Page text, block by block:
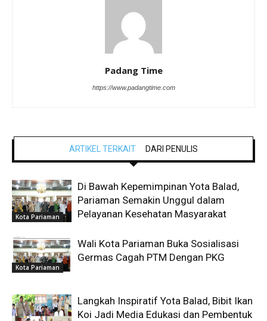
Padang Time
https://www.padangtime.com
ARTIKEL TERKAIT DARI PENULIS
Kota Pariaman
Di Bawah Kepemimpinan Yota Balad,
Pariaman Semakin Unggul dalam
Pelayanan Kesehatan Masyarakat
Kota Pariaman
Wali Kota Pariaman Buka Sosialisasi
Germas Cagah PTM Dengan PKG
Langkah Inspiratif Yota Balad, Bibit Ikan
Koi Jadi Media Edukasi dan Pembentuk